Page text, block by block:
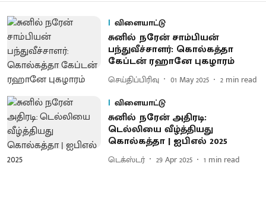
விளையாட்டு
சுனில் நரேன் சாம்பியன்
பந்துவீச்சாளர்: கொல்கத்தா
கேப்டன் ரஹானே புகழாரம்
செய்திப்பிரிவு 01 May 2025 2 min read
விளையாட்டு
சுனில் நரேன் அதிரடி:
டெல்லியை வீழ்த்தியது
கொல்கத்தா | ஐபிஎல் 2025
டெக்ஸ்டர் 29 Apr 2025 1 min read